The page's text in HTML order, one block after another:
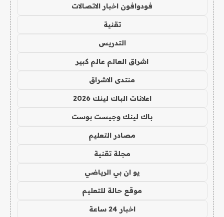
فودوافون اخبار الاتصالات
تقنية
التدريس
اشراق العالم عالم كبير
منتدى الاشراق
اعلانات الباك لينك 2026
باك لينك وجيست بوست
مصادر التعليم
مجلة تقنية
يو ان بي الرياضي
موقع حالة للتعليم
اخبار 24 ساعة